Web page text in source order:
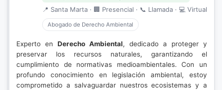
📍 Santa Marta · 🏢 Presencial · 📞 Llamada · 💻 Virtual
Abogado de Derecho Ambiental
Experto en Derecho Ambiental, dedicado a proteger y
preservar los recursos naturales, garantizando el
cumplimiento de normativas medioambientales. Con un
profundo conocimiento en legislación ambiental, estoy
comprometido a salvaguardar nuestros ecosistemas y a